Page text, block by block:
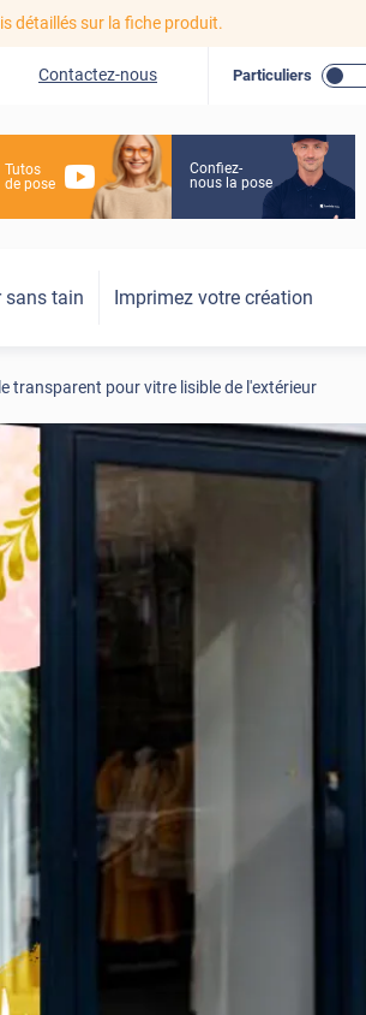
détaillés sur la fiche produit.
Contactez-nous Particuliers
Tutos
de pose
Confiez-
nous la pose
sans tain Imprimez votre création
transparent pour vitre lisible de l'extérieur